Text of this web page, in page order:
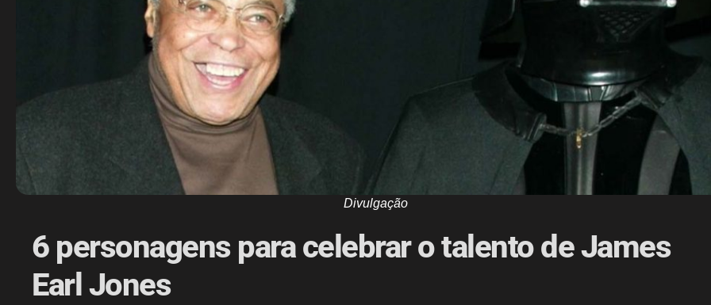
Divulgação
6 personagens para celebrar o talento de James
Earl Jones